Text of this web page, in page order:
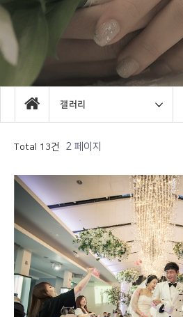
갤러리
Total 13건 2 페이지